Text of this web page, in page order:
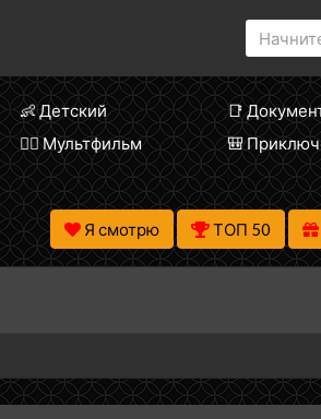
👶 Детский 📑
🧚‍♀️ Мультфильм 🎒
Я смотрю ТОП 50